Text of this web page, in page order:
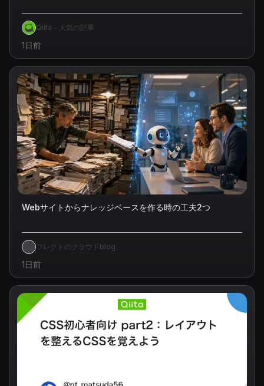
Qiita - 人気の記事
1日前
Webサイトからナレッジベースを作る時の工夫2つ
フレクトのクラウドblog
1日前